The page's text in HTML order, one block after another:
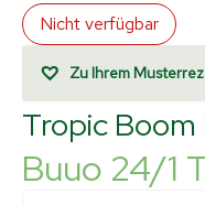
Nicht verfügbar
Zu Ihrem
Tropic
Buuo 24/1